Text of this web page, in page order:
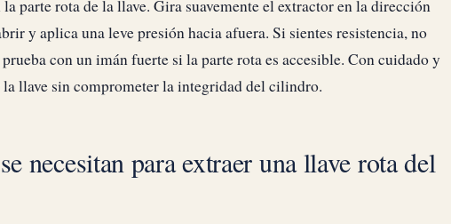
parte rota de la llave. Gira suavemente el extractor en la dirección
y aplica una leve presión hacia afuera. Si sientes resistencia, no
con un imán fuerte si la parte rota es accesible. Con cuidado y
llave sin comprometer la integridad del cilindro.
necesitan para extraer una llave rota del